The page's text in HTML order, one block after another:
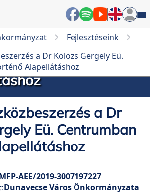
Fejlesztéseink
a Dr Kolozs Gergely Eü.
Alapellátáshoz
a Dr
Eü.
Történő
a Dr
Eü. Centrumban
MFP-AEE/2019-3007197227
Dunavecse Város Önkormányzata